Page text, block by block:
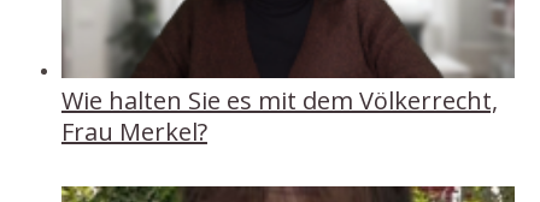
Wie halten Sie es mit dem Völkerrecht,
Frau Merkel?